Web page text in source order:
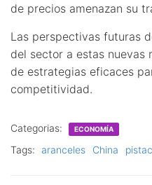
de precios amenazan su
Las perspectivas futuras
del sector a estas nuevas
de estrategias eficaces
competitividad.
Categorias: ECONOMÍA
Tags: aranceles China